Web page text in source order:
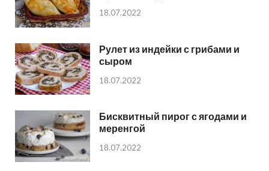
18.07.2022
Рулет из индейки с грибами и
сыром
18.07.2022
Бисквитный пирог с ягодами и
меренгой
18.07.2022